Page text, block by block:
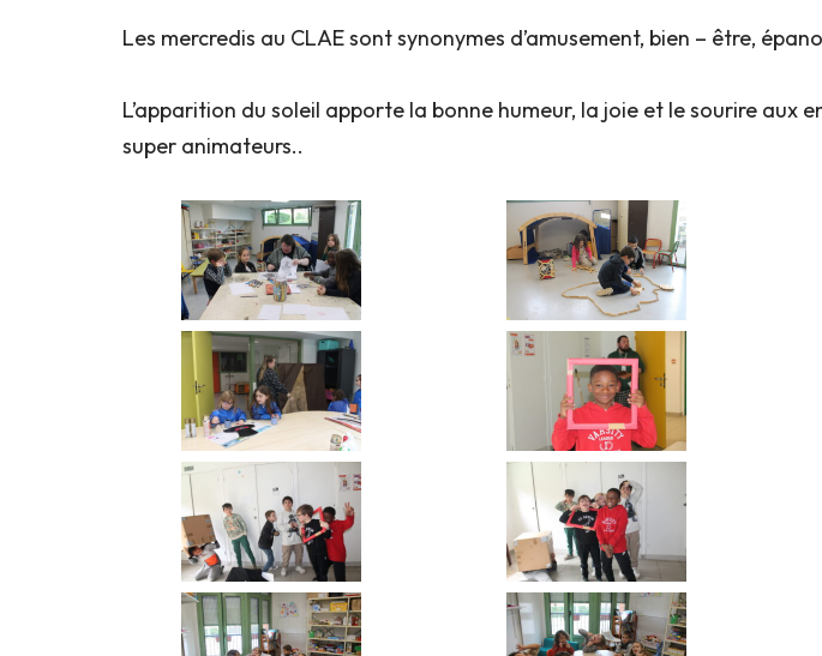
Les mercredis au CLAE sont synonymes d’amusement, bien – être,
L’apparition du soleil apporte la bonne humeur, la joie et le sourire aux
super animateurs..